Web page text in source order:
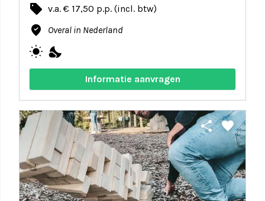
local_offer v.a. € 17,50 p.p. (incl. btw)
where_to_vote Overal in Nederland
wb_sunny nights_stay
Informatie aanvragen
share favorite